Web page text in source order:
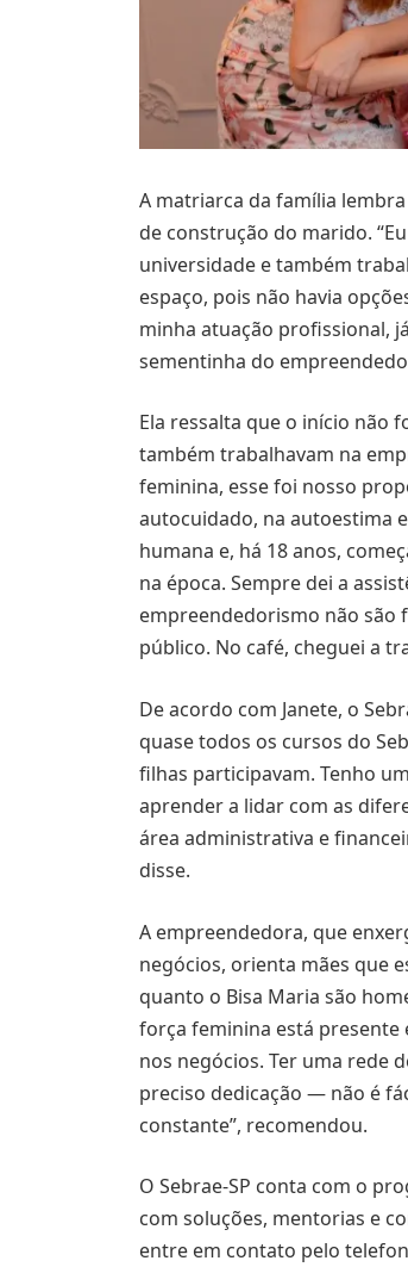
A matriarca da família
de construção do marido.
universidade e também
espaço, pois não havia
minha atuação profissional,
sementinha do
Ela ressalta que o início não
também trabalhavam na
feminina, esse foi nosso
autocuidado, na autoestima
humana e, há 18 anos,
na época. Sempre dei a
empreendedorismo não são
público. No café, cheguei a
De acordo com Janete, o
quase todos os cursos do
filhas participavam. Tenho
aprender a lidar com as
área administrativa e
disse.
A empreendedora, que
negócios, orienta mães que
quanto o Bisa Maria são
força feminina está presente
nos negócios. Ter uma rede
preciso dedicação — não é
constante”, recomendou.
O Sebrae-SP conta com o
com soluções, mentorias e
entre em contato pelo